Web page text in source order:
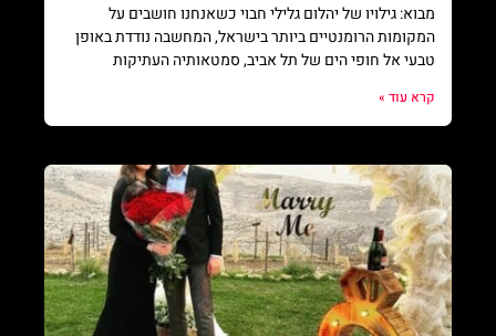
מבוא: גילויו של יהלום גלילי חבוי כשאנחנו חושבים על
המקומות הרומנטיים ביותר בישראל, המחשבה נודדת באופן
טבעי אל חופי הים של תל אביב, סמטאותיה העתיקות
קרא עוד »